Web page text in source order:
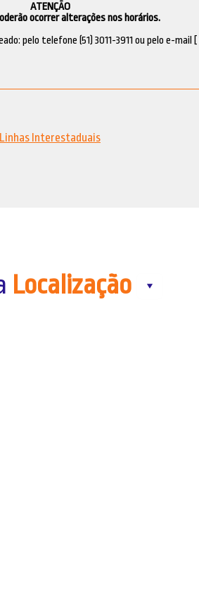
ATENÇÃO
ocorrer alterações nos horários.
pelo telefone (51) 3011-3911 ou pelo e-mail
Linhas Interestaduais
Localização